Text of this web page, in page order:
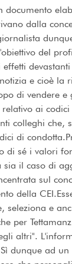
dalla
del
e cioè la
di vendere
ai
colleghi che,
di
di sé i valori
il caso di
sul
della
seleziona e
per
altri".
dunque ad